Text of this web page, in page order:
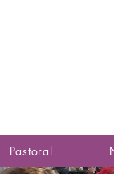
Pastoral